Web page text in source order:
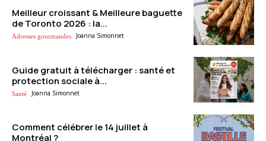
Meilleur croissant & Meilleure baguette
de Toronto 2026 : la...
Adresses gourmandes Joanna Simonnet
Guide gratuit à télécharger : santé et
protection sociale à...
Santé Joanna Simonnet
Comment célébrer le 14 juillet à
Montréal ?